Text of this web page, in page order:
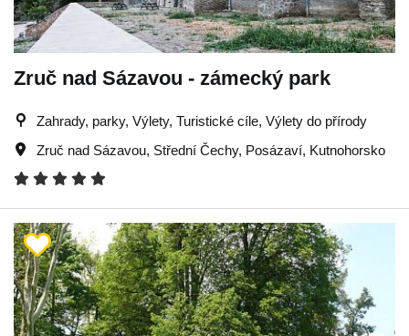
Zruč nad Sázavou - zámecký park
Zahrady, parky, Výlety, Turistické cíle, Výlety do přírody
Zruč nad Sázavou, Střední Čechy, Posázaví, Kutnohorsko